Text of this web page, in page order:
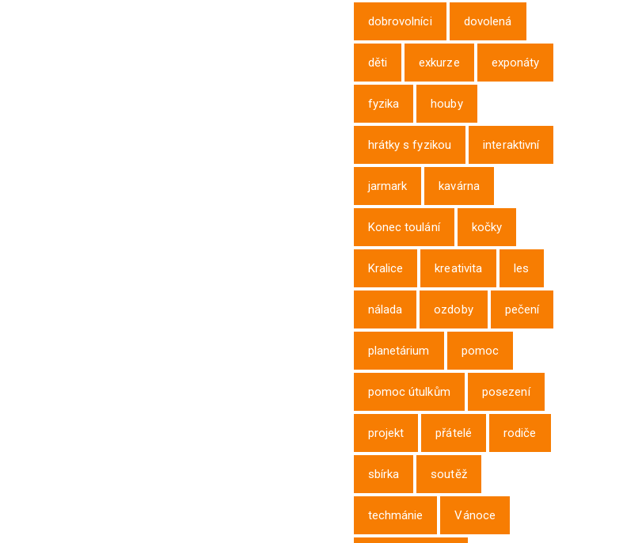
dobrovolníci dovolená
děti exkurze exponáty
fyzika houby
hrátky s fyzikou interaktivní
jarmark kavárna
Konec toulání kočky
Kralice kreativita les
nálada ozdoby pečení
planetárium pomoc
pomoc útulkům posezení
projekt přátelé rodiče
sbírka soutěž
techmánie Vánoce